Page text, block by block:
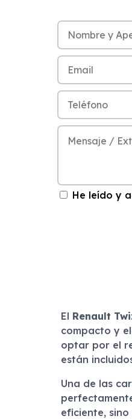
He leído y
El Renault
compacto y
optar por el
están
Una de las
eficiente,